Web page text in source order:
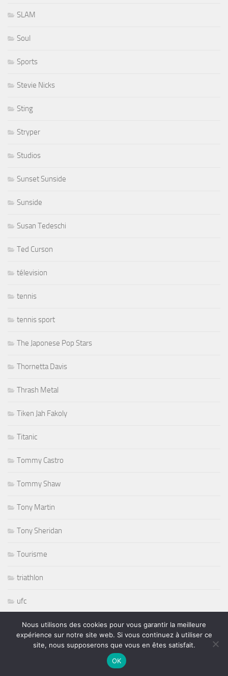
SLAM
Soul
Sports
Stevie Nicks
Sting
Stryper
Studios
Sunset Sunside
Sunside
Susan Tedeschi
Ted Curson
télevision
tennis
tennis sport
The Japonese Pop Stars
Thornetta Davis
Thrash Metal
Tiken Jah Fakoly
Titanic
Tommy Castro
Tommy Shaw
Tony Martin
Tony Sheridan
Tourisme
triathlon
ufc
Variété
volley ball
Nous utilisons des cookies pour vous garantir la meilleure
expérience sur notre site web. Si vous continuez à utiliser ce
site, nous supposerons que vous en êtes satisfait.
OK